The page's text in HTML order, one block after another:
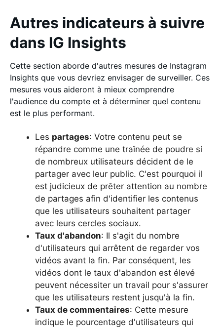
Autres indicateurs à suivre
dans IG Insights
Cette section aborde d'autres mesures de Instagram
Insights que vous devriez envisager de surveiller. Ces
mesures vous aideront à mieux comprendre
l'audience du compte et à déterminer quel contenu
est le plus performant.
Les partages: Votre contenu peut se
répandre comme une traînée de poudre si
de nombreux utilisateurs décident de le
partager avec leur public. C'est pourquoi il
est judicieux de prêter attention au nombre
de partages afin d'identifier les contenus
que les utilisateurs souhaitent partager
avec leurs cercles sociaux.
Taux d'abandon: Il s'agit du nombre
d'utilisateurs qui arrêtent de regarder vos
vidéos avant la fin. Par conséquent, les
vidéos dont le taux d'abandon est élevé
peuvent nécessiter un travail pour s'assurer
que les utilisateurs restent jusqu'à la fin.
Taux de commentaires: Cette mesure
indique le pourcentage d'utilisateurs qui